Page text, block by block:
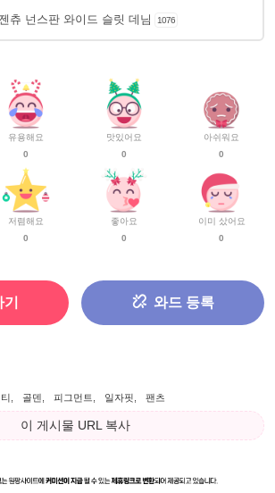
츄 넌스판 와이드 슬릿 데님 1076
유용해요
0
저렴해요
0
맛있어요
0
좋아요
0
아쉬워요
0
이미 샀어요
0
와드 등록
골덴 피그먼트 일자핏 팬츠
이 게시물 URL 복사